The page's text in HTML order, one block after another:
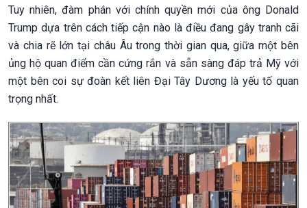
Tuy nhiên, đàm phán với chính quyền mới của ông Donald
Trump dựa trên cách tiếp cận nào là điều đang gây tranh cãi
và chia rẽ lớn tại châu Âu trong thời gian qua, giữa một bên
ủng hộ quan điểm cần cứng rắn và sẵn sàng đáp trả Mỹ với
một bên coi sự đoàn kết liên Đại Tây Dương là yếu tố quan
trọng nhất.